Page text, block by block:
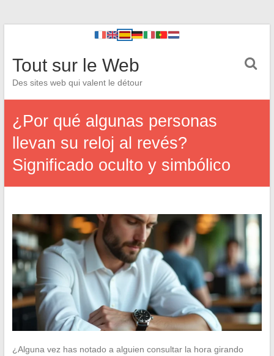
Tout sur le Web
Des sites web qui valent le détour
¿Por qué algunas personas
llevan su reloj al revés?
Significado oculto y simbólico
¿Alguna vez has notado a alguien consultar la hora girando